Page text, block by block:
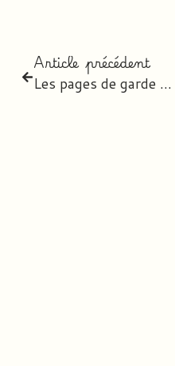
Article précédent
Les pages de garde – 2019/2020